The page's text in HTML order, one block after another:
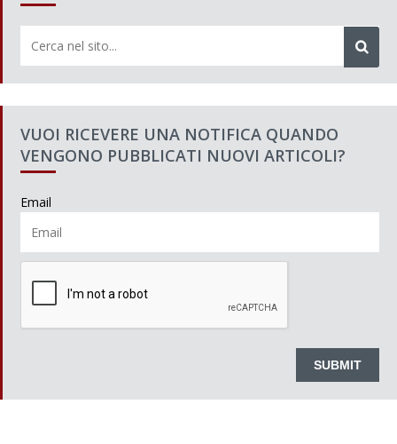
VUOI RICEVERE UNA NOTIFICA QUANDO
VENGONO PUBBLICATI NUOVI ARTICOLI?
Email